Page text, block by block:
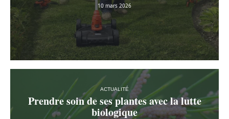
10 mars 2026
ACTUALITÉ
Prendre soin de ses plantes avec la lutte
biologique